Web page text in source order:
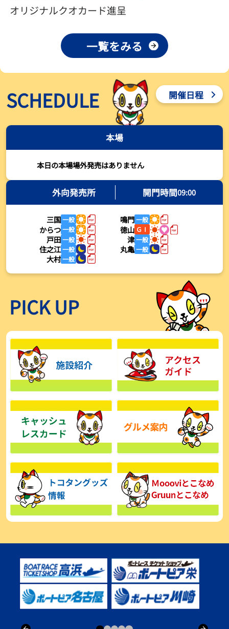
【ボートレース】荒木颯斗が地元唯一の優出！３号艇でデビュー初
Ｖ狙う「自分の好きな感じになっている」～とこなめルーキーＳ
【ボートレース】訓練中の大けが乗り越えデビューした宮崎心之介
が初Ｖ王手「１枠なら負けないと思います」～とこなめルーキーＳ
2026年08月03日
【常滑ボート・ルーキーＳ】津田陸翔はリング交換で気配一変「初
優勝目指して頑張ります」
【とこなめボート・岩瀬仁紀さんコラム】最後は塚越海斗に注目、
【ボートレース】荒木颯斗が地元勢でただ１人優出果たす「地元で
初優勝したい」／常滑 - 日刊スポーツ
2026年08月03日
【ボートレース】４枠で優出の塚越海斗が強気節「攻めていくレー
スをします」／常滑 - 日刊スポーツ
2026年08月03日
【ボートレース】広瀬凜が接戦制して２着で優出「出足、回り足は
かなりいい状態」／常滑 - 日刊スポーツ
【とこなめボート】塚越海斗が優勝戦で脅威の伸びを披露する「合
2026年08月03日
【とこなめボート】広瀬凜は準優で見つかった課題の克服へ「結果
的に１着を取れればいい」
2026年08月03日
2026年08月03日
オリジナルクオカード進呈
一覧をみる
SCHEDULE 開催日程
本場
本日の本場場外発売はありません
外向発売所 開門時間09:00
三国一般 鳴門一般
からつ一般 徳山 ＧⅠ
戸田一般 津一般
住之江一般 丸亀一般
大村一般
PICK UP